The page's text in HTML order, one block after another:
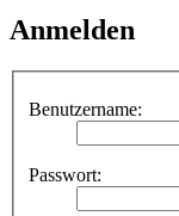
Anmelden
Benutzername:
Passwort: